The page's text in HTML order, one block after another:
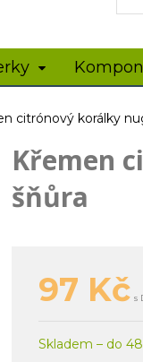
citrónový korálky
Křemen
šňůra
97 Kč s
Skladem – do